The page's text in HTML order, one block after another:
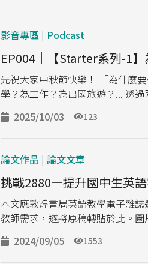
影音專區 | Podcast
EP004｜【Starter系列-1】
先祝大家中秋節快樂！ 「為什麼
學？為工作？為出國旅遊？... 透
2025/10/03
123
論文作品 | 論文文章
挑戰2880—提升國中生英
本文應敦煌書局英語教學電子雜
教師需求，遂將原稿轉貼於此。
2024/09/05
1553